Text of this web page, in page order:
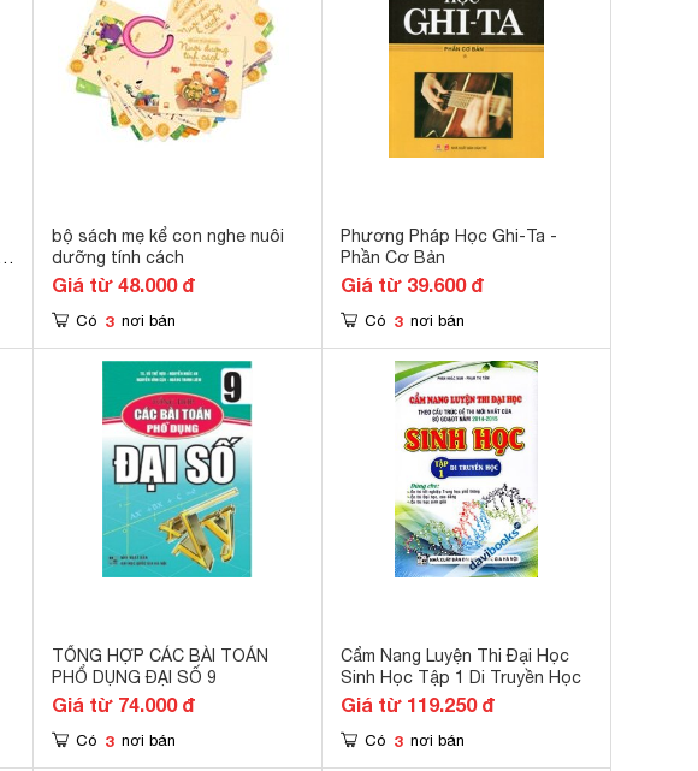
bộ sách mẹ kể con nghe nuôi
dưỡng tính cách
Giá từ 48.000 đ
Có 3 nơi bán
Phương Pháp Học Ghi-Ta -
Phần Cơ Bản
Giá từ 39.600 đ
Có 3 nơi bán
TỔNG HỢP CÁC BÀI TOÁN
PHỔ DỤNG ĐẠI SỐ 9
Giá từ 74.000 đ
Có 3 nơi bán
Cẩm Nang Luyện Thi Đại Học
Sinh Học Tập 1 Di Truyền Học
Giá từ 119.250 đ
Có 3 nơi bán